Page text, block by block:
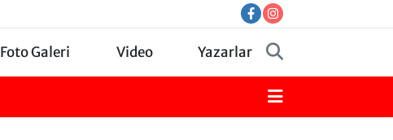
Foto Galeri Video Yazarlar